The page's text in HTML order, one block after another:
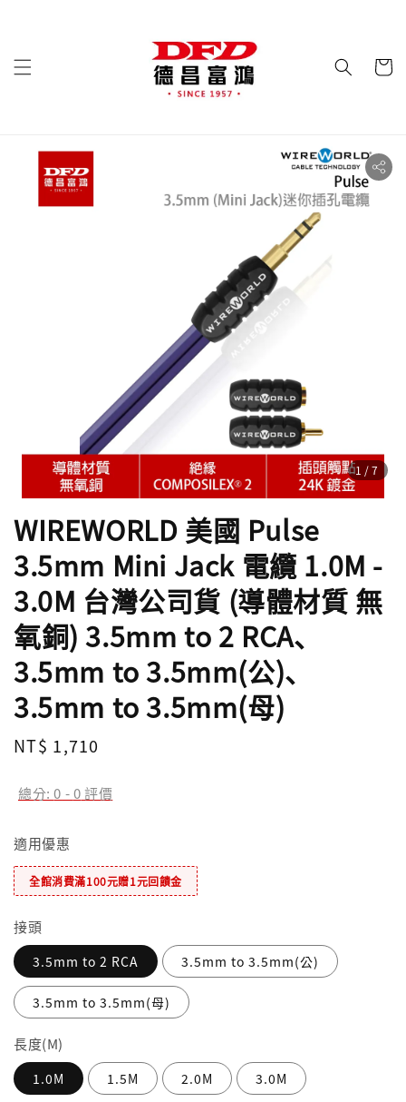
1 /7
WIREWORLD 美國 Pulse
3.5mm Mini Jack 電纜 1.0M -
3.0M 台灣公司貨 (導體材質 無
氧銅) 3.5mm to 2 RCA、
3.5mm to 3.5mm(公)、
3.5mm to 3.5mm(母)
Regular
NT$ 1,710
總分:0 -0評價
適用優惠
全館消費滿100元贈1元回饋金
接頭
3.5mm to 2 RCA 3.5mm to 3.5mm(公)
3.5mm to 3.5mm(母)
長度(M)
1.0M 1.5M 2.0M 3.0M